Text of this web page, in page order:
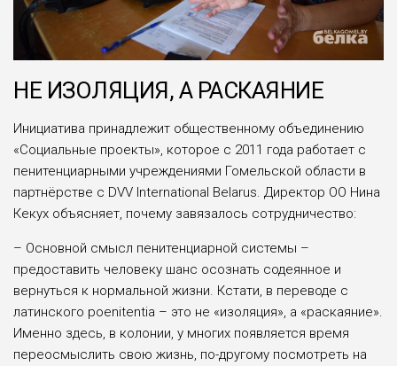
НЕ ИЗОЛЯЦИЯ, А РАСКАЯНИЕ
Инициатива принадлежит общественному объединению
«Социальные проекты», которое с 2011 года работает с
пенитенциарными учреждениями Гомельской области в
партнёрстве с DVV International Belarus. Директор ОО Нина
Кекух объясняет, почему завязалось сотрудничество:
– Основной смысл пенитенциарной системы –
предоставить человеку шанс осознать содеянное и
вернуться к нормальной жизни. Кстати, в переводе с
латинского poenitentia – это не «изоляция», а «раскаяние».
Именно здесь, в колонии, у многих появляется время
переосмыслить свою жизнь, по-другому посмотреть на